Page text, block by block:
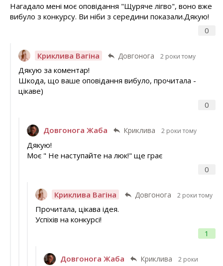
0
Нагадало мені моє оповідання "Щуряче лігво", воно вже
вибуло з конкурсу. Ви ніби з середини показали.Дякую!
Криклива Вагіна Довгонога 2 роки тому
0
Дякую за коментар!
Шкода, що ваше оповідання вибуло, прочитала -
цікаве)
Довгонога Жаба Криклива 2 роки тому
0
Дякую!
Моє " Не наступайте на люк!" ще грає
Криклива Вагіна Довгонога 2 роки тому
1
Прочитала, цікава ідея.
Успіхів на конкурсі!
Довгонога Жаба Криклива 2 роки